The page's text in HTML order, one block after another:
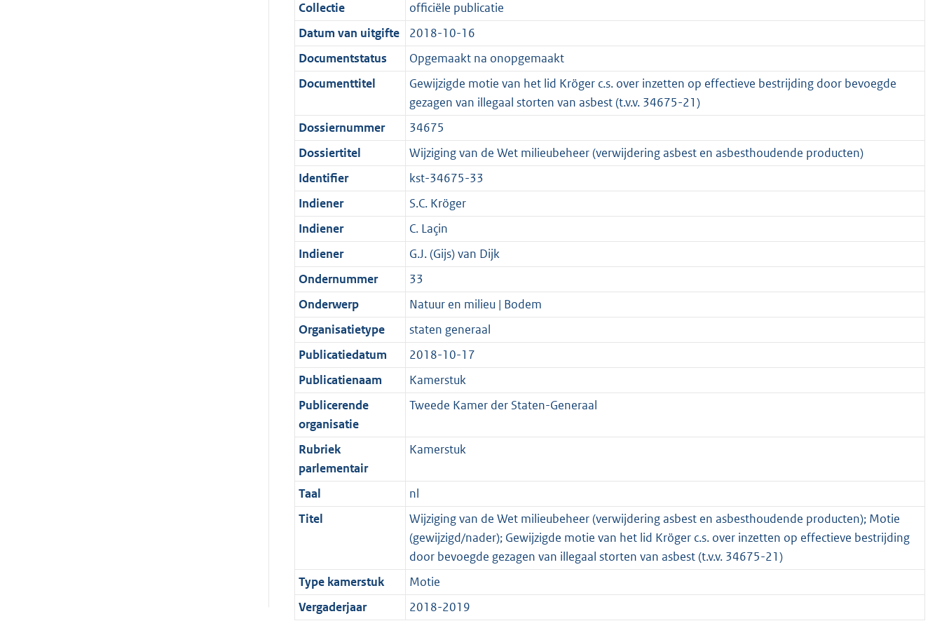
i
e
i
n
o
r
m
a
a
t
3
7
K
b
t
i
e
i
f
o
r
m
a
a
t
:
7
K
b
a
t
i
e
n
f
o
r
m
a
a
t
e
:
3
K
c
a
t
i
i
n
f
o
r
m
a
a
t
t
e
:
2
b
d
s
g
r
o
o
t
e
:
2
b
n
d
s
g
r
o
t
t
e
:
K
b
Collectie
officiële publicatie
Datum van uitgifte
2018-10-16
Documentstatus
Opgemaakt na onopgemaakt
Documenttitel
Gewijzigde motie van het lid Kröger c.s. over inzetten op effectieve bestrijding door bevoegde
gezagen van illegaal storten van asbest (t.v.v. 34675-21)
Dossiernummer
34675
Dossiertitel
Wijziging van de Wet milieubeheer (verwijdering asbest en asbesthoudende producten)
Identifier
kst-34675-33
Indiener
S.C. Kröger
Indiener
C. Laçin
Indiener
G.J. (Gijs) van Dijk
Ondernummer
33
Onderwerp
Natuur en milieu | Bodem
Organisatietype
staten generaal
Publicatiedatum
2018-10-17
Publicatienaam
Kamerstuk
Publicerende
organisatie
Tweede Kamer der Staten-Generaal
Rubriek
parlementair
Kamerstuk
Taal
nl
Titel
Wijziging van de Wet milieubeheer (verwijdering asbest en asbesthoudende producten); Motie
(gewijzigd/nader); Gewijzigde motie van het lid Kröger c.s. over inzetten op effectieve bestrijding
door bevoegde gezagen van illegaal storten van asbest (t.v.v. 34675-21)
Type kamerstuk
Motie
Vergaderjaar
2018-2019